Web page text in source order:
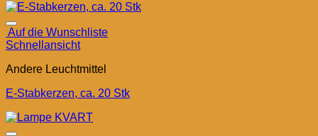
Auf die Wunschliste
Schnellansicht
Andere Leuchtmittel
E-Stabkerzen, ca. 20 Stk